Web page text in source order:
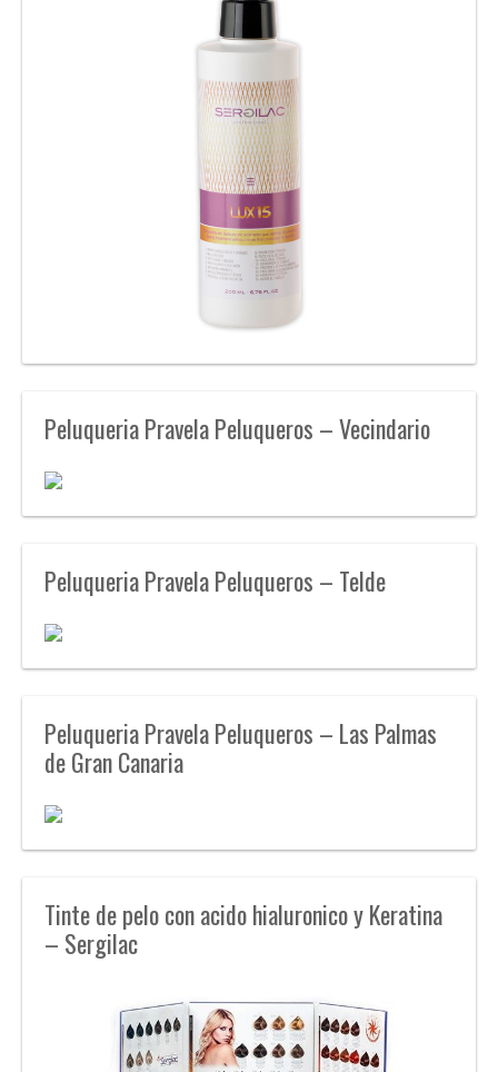
Peluqueria Pravela Peluqueros – Vecindario
Peluqueria Pravela Peluqueros – Telde
Peluqueria Pravela Peluqueros – Las Palmas
de Gran Canaria
Tinte de pelo con acido hialuronico y Keratina
– Sergilac